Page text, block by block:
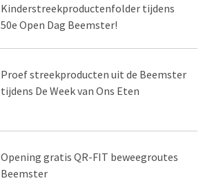
Kinderstreekproductenfolder tijdens
50e Open Dag Beemster!
Proef streekproducten uit de Beemster
tijdens De Week van Ons Eten
Opening gratis QR-FIT beweegroutes
Beemster